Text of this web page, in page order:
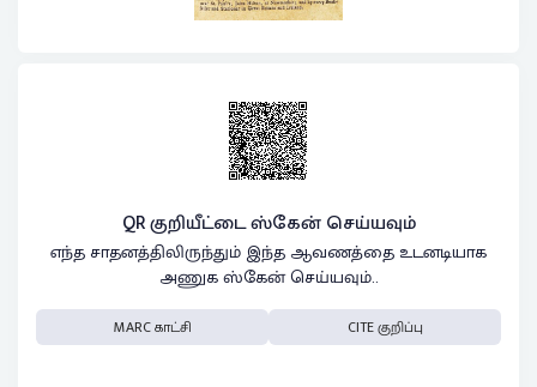
QR குறியீட்டை ஸ்கேன் செய்யவும்
எந்த சாதனத்திலிருந்தும் இந்த ஆவணத்தை உடனடியாக
அணுக ஸ்கேன் செய்யவும்..
MARC காட்சி CITE குறிப்பு